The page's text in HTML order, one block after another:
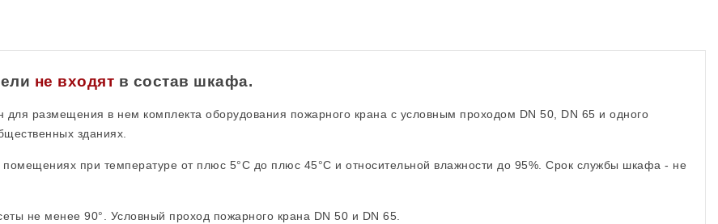
не входят в состав шкафа.
для размещения в нем комплекта оборудования пожарного крана с условным проходом DN 50, DN 65 и одного
зданиях.
помещениях при температуре от плюс 5°С до плюс 45°С и относительной влажности до 95%. Срок службы шкафа - не
не менее 90°. Условный проход пожарного крана DN 50 и DN 65.